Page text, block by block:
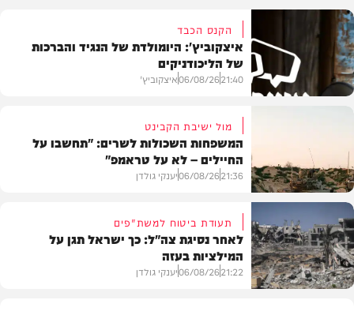
חדשות
הקנס הכבד
איצקוביץ': היומולדת של הנגיד והברכות
של הליכודניקים
21:40
06/08/26איצקוביץ'
צבא וביטחון
מול ישיבת הקבינט
המשפחות השכולות לשרים: "תחשבו על
החיילים – לא על טראמפ"
21:36
06/08/26יענקי גולדן
תעודת ביטוח למשת"פים
לאחר נסיגת צה"ל: כך ישראל תגן על
המילציות בעזה
21:22
06/08/26יענקי גולדן